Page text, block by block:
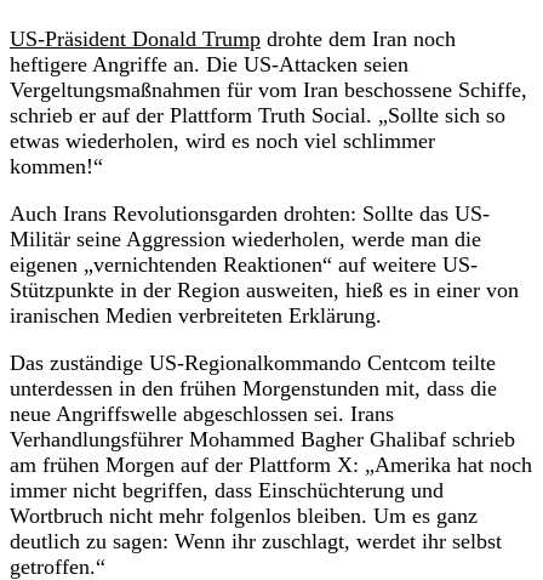
US-Präsident Donald Trump drohte dem Iran noch
heftigere Angriffe an. Die US-Attacken seien
Vergeltungsmaßnahmen für vom Iran beschossene Schiffe,
schrieb er auf der Plattform Truth Social. „Sollte sich so
etwas wiederholen, wird es noch viel schlimmer
kommen!“
Auch Irans Revolutionsgarden drohten: Sollte das US-
Militär seine Aggression wiederholen, werde man die
eigenen „vernichtenden Reaktionen“ auf weitere US-
Stützpunkte in der Region ausweiten, hieß es in einer von
iranischen Medien verbreiteten Erklärung.
Das zuständige US-Regionalkommando Centcom teilte
unterdessen in den frühen Morgenstunden mit, dass die
neue Angriffswelle abgeschlossen sei. Irans
Verhandlungsführer Mohammed Bagher Ghalibaf schrieb
am frühen Morgen auf der Plattform X: „Amerika hat noch
immer nicht begriffen, dass Einschüchterung und
Wortbruch nicht mehr folgenlos bleiben. Um es ganz
deutlich zu sagen: Wenn ihr zuschlagt, werdet ihr selbst
getroffen.“